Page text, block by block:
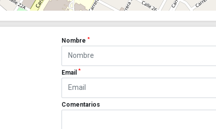
Nombre*
Email*
Comentarios